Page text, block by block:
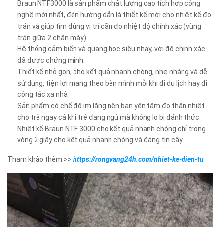
Braun NTF3000 là sản phẩm chất lượng cao tích hợp công
nghệ mới nhất, đèn hướng dẫn là thiết kế mới cho nhiệt kế đo
trán và giúp tìm đúng vị trí cần đo nhiệt độ chính xác (vùng
trán giữa 2 chân mày).
Hệ thống cảm biến và quang học siêu nhạy, với độ chính xác
đã được chứng minh.
Thiết kế nhỏ gọn, cho kết quả nhanh chóng, nhẹ nhàng và dễ
sử dụng, tiện lợi mang theo bên mình mỗi khi đi du lịch hay đi
công tác xa nhà
Sản phẩm có chế độ im lặng nên bạn yên tâm đo thân nhiệt
cho trẻ ngay cả khi trẻ đang ngủ mà không lo bị đánh thức.
Nhiệt kế Braun NTF 3000 cho kết quả nhanh chóng chỉ trong
vòng 2 giây cho kết quả nhanh chóng và đáng tin cậy.
Tham khảo thêm >> https://rongvang24h.com/nhiet-ke-dien-tu